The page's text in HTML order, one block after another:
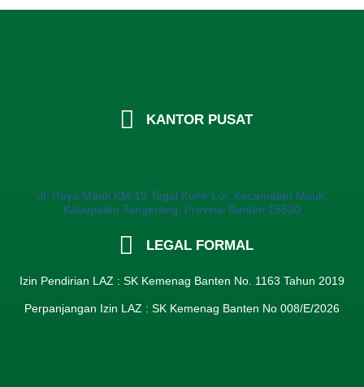
KANTOR PUSAT
Jl. Raya Mauk KM.19 Tegal Kunir Lor, Kecamatan Mauk,
Kabupaten Tangerang, Provinsi Banten 15530
LEGAL FORMAL
Izin Pendirian LAZ : SK Kemenag Banten No. 1163 Tahun 2019
Perpanjangan Izin LAZ : SK Kemenag Banten No 008/E/2026​